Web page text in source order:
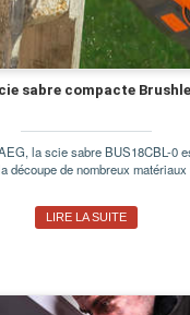
sabre compacte
la scie sabre BUS18CBL-0
découpe de nombreux
LIRE LA SUITE